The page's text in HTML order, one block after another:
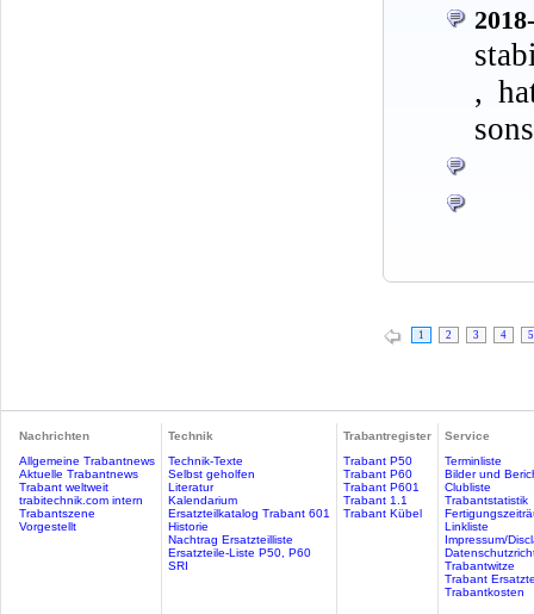
,
1 2 3 4 5
Nachrichten
Allgemeine Trabantnews
Aktuelle Trabantnews
Trabant weltweit
trabitechnik.com intern
Trabantszene
Vorgestellt
Technik
Technik-Texte
Selbst geholfen
Literatur
Kalendarium
Ersatzteilkatalog Trabant 601
Historie
Nachtrag Ersatzteilliste
Ersatzteile-Liste P50, P60
SRI
Trabantregister
Trabant P50
Trabant P60
Trabant P601
Trabant 1.1
Trabant Kübel
Service
Terminliste
Bilder und
Clubliste
Trabantstatistik
Linkliste
Impressum/
Trabantwitze
Trabant
Trabantkosten